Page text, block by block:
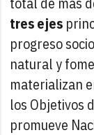
tres ejes
progreso
natural y
materializan
los Objetivos
promueve